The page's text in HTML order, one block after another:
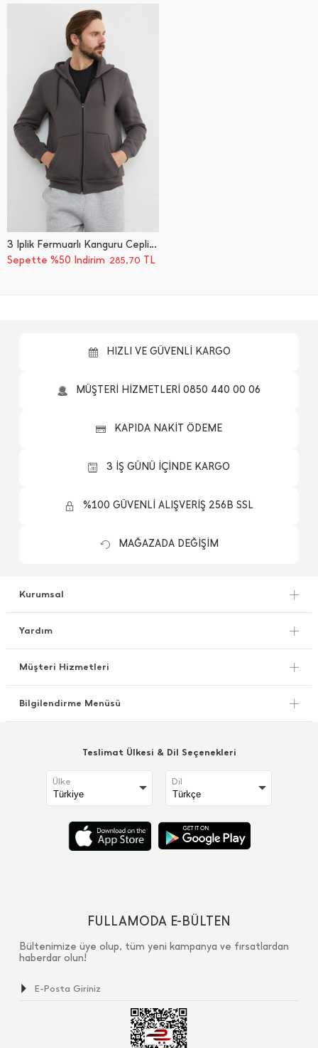
3 İ̇plik Fermuarlı Kanguru Cepli Sweatshirt
Sepette %50 İndirim 285,70 TL
HIZLI VE GÜVENLİ KARGO
MÜŞTERİ HİZMETLERİ 0850 440 00 06
KAPIDA NAKİT ÖDEME
3 İŞ GÜNÜ İÇİNDE KARGO
%100 GÜVENLİ ALIŞVERİŞ 256B SSL
MAĞAZADA DEĞİŞİM
Kurumsal
Yardım
Müşteri Hizmetleri
Bilgilendirme Menüsü
Teslimat Ülkesi & Dil Seçenekleri
Ülke Dil
FULLAMODA E-BÜLTEN
Bültenimize üye olup, tüm yeni kampanya ve fırsatlardan
haberdar olun!